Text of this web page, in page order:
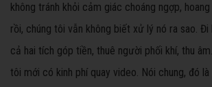
không tránh khỏi cảm giác choáng ngợp,
rồi, chúng tôi vẫn không biết xử lý nó ra sao. Đi
cả hai tích góp tiền, thuê người phối khí, thu
tôi mới có kinh phí quay video. Nói chung, đó là